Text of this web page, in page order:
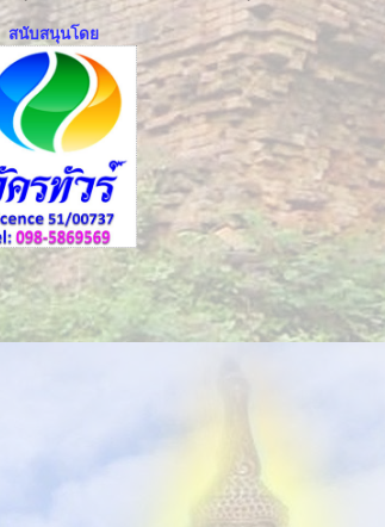
สนับสนุนโดย